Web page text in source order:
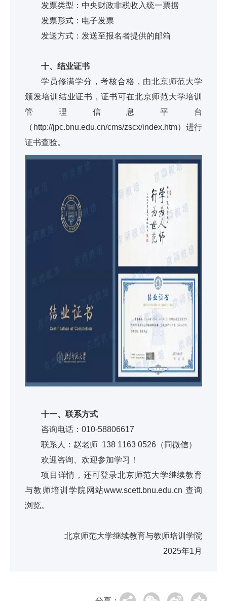
发票类型：中央财政非税收入统一票据
发票形式：电子发票
发送方式：发送至报名者提供的邮箱
十、结业证书
学员修满学分，考核合格，由北京师范大学
颁发培训结业证书，证书可在北京师范大学培训
管理信息平台
（http://jpc.bnu.edu.cn/cms/zscx/index.htm）进行
证书查验。
十一、联系方式
咨询电话：010-58806617
联系人：赵老师 138 1163 0526（同微信）
欢迎咨询、欢迎参加学习！
项目详情，还可登录北京师范大学继续教育
与教师培训学院网站www.scett.bnu.edu.cn 查询
浏览。
北京师范大学继续教育与教师培训学院
2025年1月